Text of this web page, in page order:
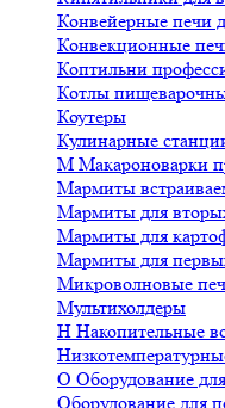
Конвейерные печи
Конвекционные
Коптильни
Котлы
Коутеры
Кулинарные
М Макароноварки
Мармиты
Мармиты для
Мармиты для
Мармиты для
Микроволновые
Мультихолдеры
Н Накопительные
О Оборудование
Оборудование для